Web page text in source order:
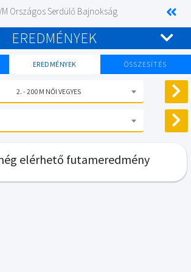
Országos Serdülő Bajnokság
EREDMÉNYEK
EREDMÉNYEK ÖSSZESÍTÉS
2. - 200 M NŐI VEGYES
elérhető futameredmény